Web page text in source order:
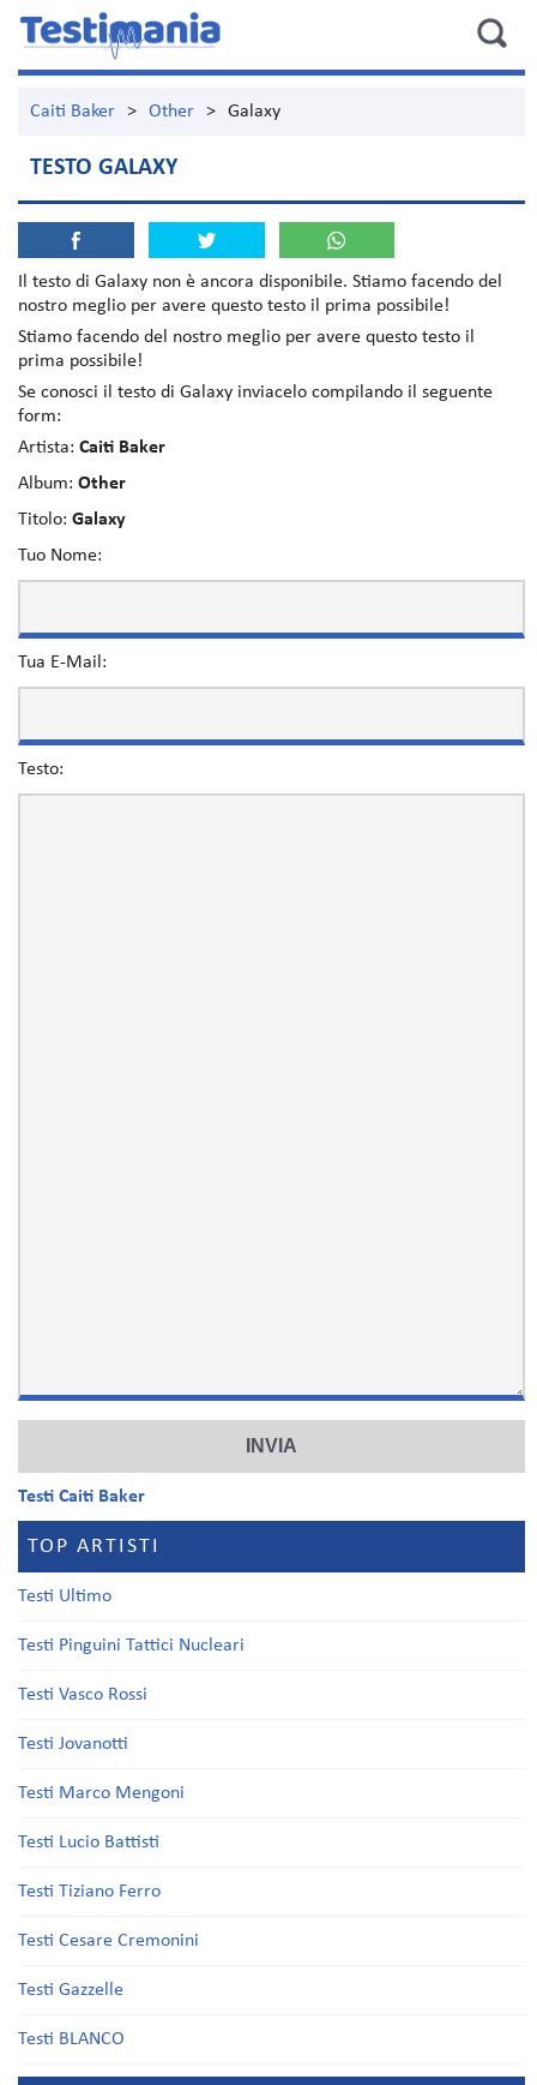
Caiti Baker > Other > Galaxy
TESTO GALAXY
Il testo di Galaxy non è ancora disponibile. Stiamo facendo del
nostro meglio per avere questo testo il prima possibile!
Stiamo facendo del nostro meglio per avere questo testo il
prima possibile!
Se conosci il testo di Galaxy inviacelo compilando il seguente
form:
Artista: Caiti Baker
Album: Other
Titolo: Galaxy
Tuo Nome:
Tua E-Mail:
Testo:
Testi Caiti Baker
TOP ARTISTI
Testi Ultimo
Testi Pinguini Tattici Nucleari
Testi Vasco Rossi
Testi Jovanotti
Testi Marco Mengoni
Testi Lucio Battisti
Testi Tiziano Ferro
Testi Cesare Cremonini
Testi Gazzelle
Testi BLANCO